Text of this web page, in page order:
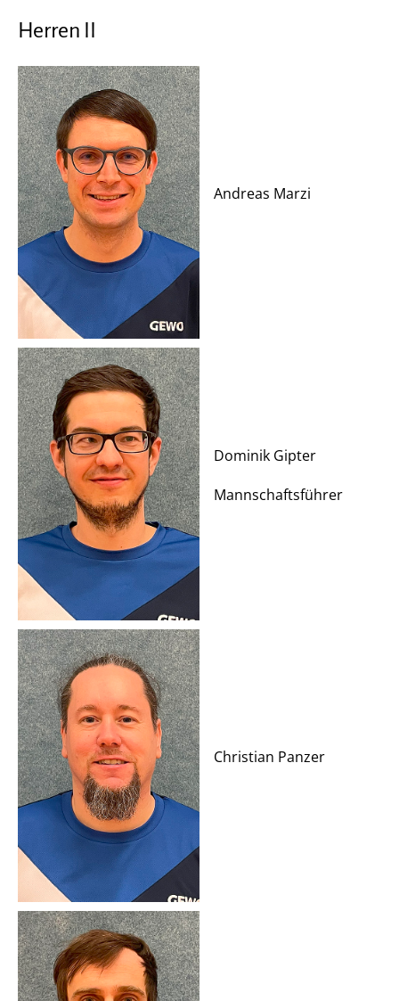
Herren II
Andreas Marzi
Dominik Gipter
Mannschaftsführer
Christian Panzer